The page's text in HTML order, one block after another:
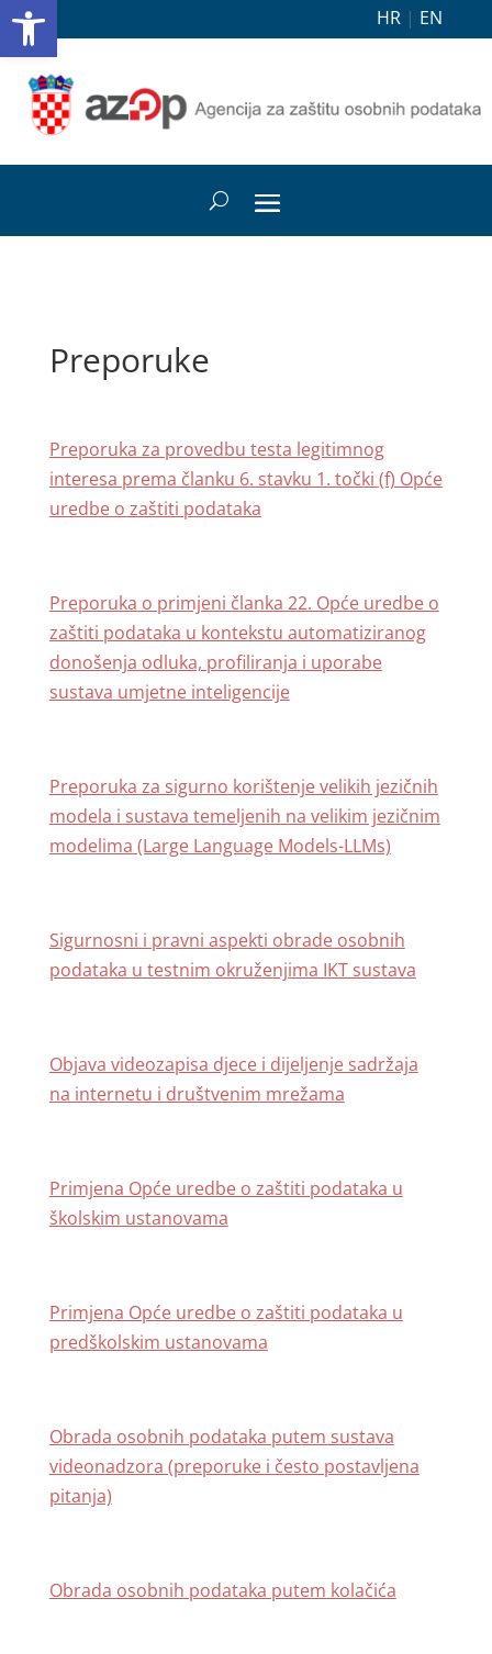
HR | EN
Preporuke
Preporuka za provedbu testa legitimnog
interesa prema članku 6. stavku 1. točki (f) Opće
uredbe o zaštiti podataka
Preporuka o primjeni članka 22. Opće uredbe o
zaštiti podataka u kontekstu automatiziranog
donošenja odluka, profiliranja i uporabe
sustava umjetne inteligencije
Preporuka za sigurno korištenje velikih jezičnih
modela i sustava temeljenih na velikim jezičnim
modelima (Large Language Models-LLMs)
Sigurnosni i pravni aspekti obrade osobnih
podataka u testnim okruženjima IKT sustava
Objava videozapisa djece i dijeljenje sadržaja
na internetu i društvenim mrežama
Primjena Opće uredbe o zaštiti podataka u
školskim ustanovama
Primjena Opće uredbe o zaštiti podataka u
predškolskim ustanovama
Obrada osobnih podataka putem sustava
videonadzora (preporuke i često postavljena
pitanja)
Obrada osobnih podataka putem kolačića